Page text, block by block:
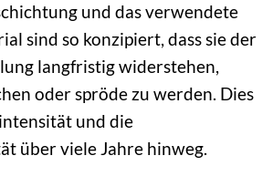
und das verwendete
sind so konzipiert, dass sie der
langfristig widerstehen,
oder spröde zu werden. Dies
und die
über viele Jahre hinweg.